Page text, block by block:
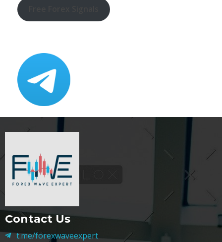
Contact Us
t.me/forexwaveexpert